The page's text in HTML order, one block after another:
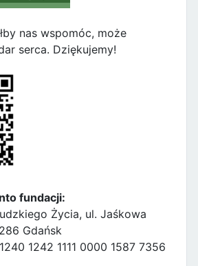
nas wspomóc, może
serca. Dziękujemy!
fundacji:
Życia, ul. Jaśkowa
Gdańsk
1242 1111 0000 1587 7356